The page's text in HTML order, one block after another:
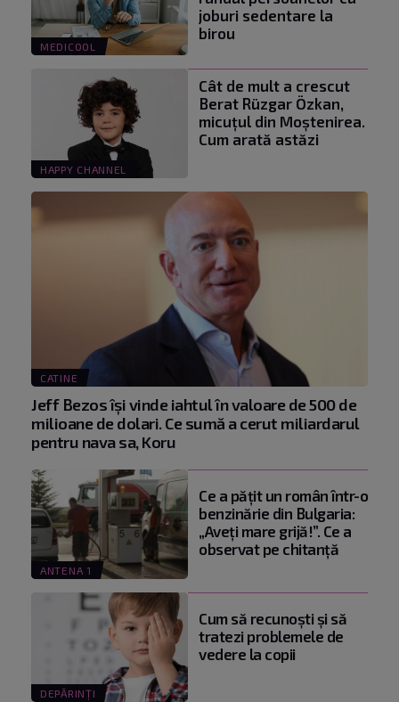
MEDICOOL
joburi sedentare la
birou
HAPPY CHANNEL
Cât de mult a crescut
Berat Rüzgar Özkan,
micuțul din Moștenirea.
Cum arată astăzi
CATINE
Jeff Bezos își vinde iahtul în valoare de 500 de
milioane de dolari. Ce sumă a cerut miliardarul
pentru nava sa, Koru
ANTENA 1
Ce a pățit un român într-o
benzinărie din Bulgaria:
„Aveți mare grijă!”. Ce a
observat pe chitanță
DEPĂRINȚI
Cum să recunoști și să
tratezi problemele de
vedere la copii